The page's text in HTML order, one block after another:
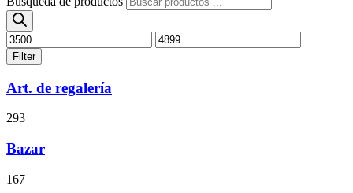
Filter
Art. de regalería
293
Bazar
167